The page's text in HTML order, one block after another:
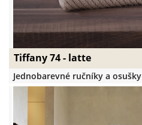
Tiffany 74 - latte
Jednobarevné ručníky a osušky